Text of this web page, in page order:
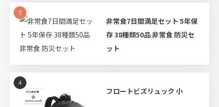
非常食7日間満足セット 5年保
存 38種類50品 非常食 防災セ
ット
3
フロートビズリュック 小
4